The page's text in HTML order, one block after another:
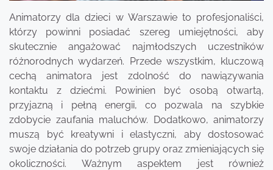
Animatorzy dla dzieci w Warszawie to profesjonaliści,
którzy powinni posiadać szereg umiejętności, aby
skutecznie angażować najmłodszych uczestników
różnorodnych wydarzeń. Przede wszystkim, kluczową
cechą animatora jest zdolność do nawiązywania
kontaktu z dziećmi. Powinien być osobą otwartą,
przyjazną i pełną energii, co pozwala na szybkie
zdobycie zaufania maluchów. Dodatkowo, animatorzy
muszą być kreatywni i elastyczni, aby dostosować
swoje działania do potrzeb grupy oraz zmieniających się
okoliczności. Ważnym aspektem jest również